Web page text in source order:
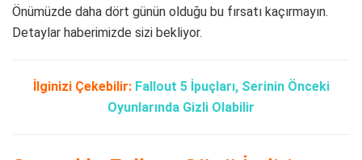
Önümüzde daha dört günün olduğu bu fırsatı kaçırmayın.
Detaylar haberimizde sizi bekliyor.
İlginizi Çekebilir: Fallout 5 İpuçları, Serinin Önceki
Oyunlarında Gizli Olabilir